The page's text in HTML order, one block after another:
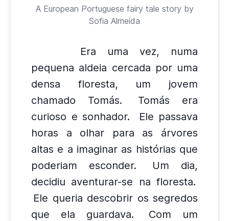
A European Portuguese fairy tale story by
Sofia Almeida
Era uma vez, numa
pequena aldeia cercada por uma
densa floresta, um jovem
chamado Tomás.
Tomás era
curioso e sonhador.
Ele passava
horas a olhar para as árvores
altas e a imaginar as histórias que
poderiam esconder.
Um dia,
decidiu aventurar-se na floresta.
Ele queria descobrir os segredos
que ela guardava.
Com um